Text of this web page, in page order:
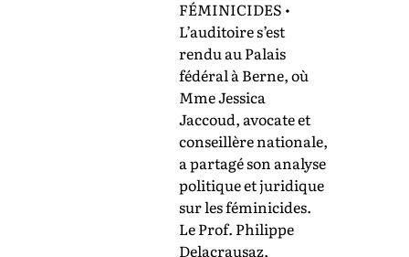
FÉMINICIDES •
L’auditoire s’est
rendu au Palais
fédéral à Berne, où
Mme Jessica
Jaccoud, avocate et
conseillère nationale,
a partagé son analyse
politique et juridique
sur les féminicides.
Le Prof. Philippe
Delacrausaz,